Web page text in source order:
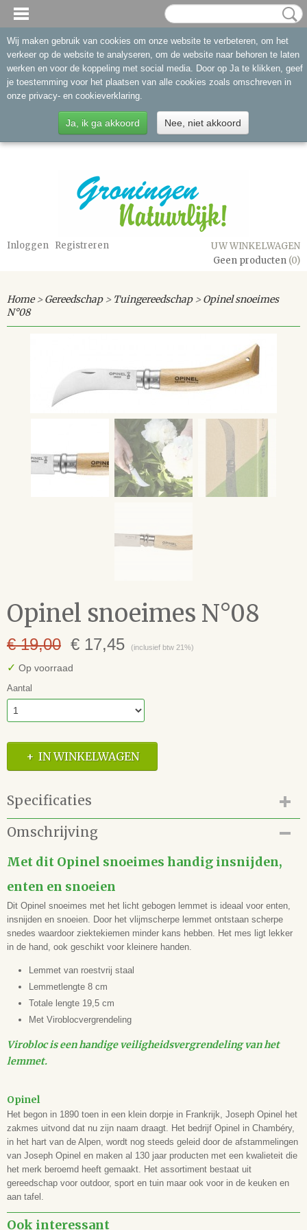
Inloggen Registreren
UW WINKELWAGEN
Geen producten (0)
Home>Gereedschap> Tuingereedschap>Opinel snoeimes
N°08
Opinel snoeimes N°08
€ 19,00 € 17,45 (inclusief btw 21%)
✓ Op voorraad
Aantal
IN WINKELWAGEN
Specificaties
Productcode
63.129.51OP3140
EAN code
3123841131409
Omschrijving
Met dit Opinel snoeimes handig insnijden,
enten en snoeien
Dit Opinel snoeimes met het licht gebogen lemmet is ideaal voor enten,
insnijden en snoeien. Door het vlijmscherpe lemmet ontstaan scherpe
snedes waardoor ziektekiemen minder kans hebben. Het mes ligt lekker
in de hand, ook geschikt voor kleinere handen.
Lemmet van roestvrij staal
Lemmetlengte 8 cm
Totale lengte 19,5 cm
Met Viroblocvergrendeling
Virobloc is een handige veiligheidsvergrendeling van het
lemmet.
Opinel
Het begon in 1890 toen in een klein dorpje in Frankrijk, Joseph Opinel het
zakmes uitvond dat nu zijn naam draagt. Het bedrijf Opinel in Chambéry,
in het hart van de Alpen, wordt nog steeds geleid door de afstammelingen
van Joseph Opinel en maken al 130 jaar producten met een kwalieteit die
het merk beroemd heeft gemaakt. Het assortiment bestaat uit
gereedschap voor outdoor, sport en tuin maar ook voor in de keuken en
aan tafel.
Ook interessant
Wij maken gebruik van cookies om onze website te verbeteren, om het
verkeer op de website te analyseren, om de website naar behoren te laten
werken en voor de koppeling met social media. Door op Ja te klikken, geef
je toestemming voor het plaatsen van alle cookies zoals omschreven in
onze privacy- en cookieverklaring.
Ja, ik ga akkoord Nee, niet akkoord